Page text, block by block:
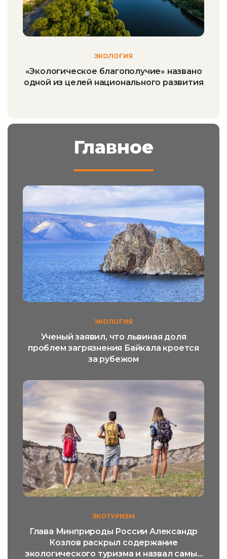
ЭКОЛОГИЯ
«Экологическое благополучие» названо
одной из целей национального развития
Главное
ЭКОЛОГИЯ
Ученый заявил, что львиная доля
проблем загрязнения Байкала кроется
за рубежом
ЭКОТУРИЗМ
Глава Минприроды России Александр
Козлов раскрыл содержание
экологического туризма и назвал самый